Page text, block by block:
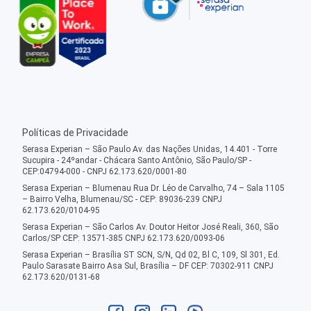
Políticas de Privacidade
Serasa Experian – São Paulo Av. das Nações Unidas, 14.401 - Torre
Sucupira - 24ºandar - Chácara Santo Antônio, São Paulo/SP -
CEP:04794-000 - CNPJ 62.173.620/0001-80
Serasa Experian – Blumenau Rua Dr. Léo de Carvalho, 74 – Sala 1105
– Bairro Velha, Blumenau/SC - CEP: 89036-239 CNPJ
62.173.620/0104-95
Serasa Experian – São Carlos Av. Doutor Heitor José Reali, 360, São
Carlos/SP CEP: 13571-385 CNPJ 62.173.620/0093-06
Serasa Experian – Brasília ST SCN, S/N, Qd 02, Bl C, 109, Sl 301, Ed.
Paulo Sarasate Bairro Asa Sul, Brasília – DF CEP: 70302-911 CNPJ
62.173.620/0131-68